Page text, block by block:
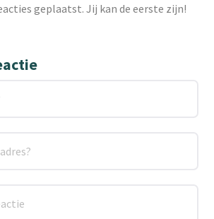
geplaatst. Jij kan de eerste zijn!